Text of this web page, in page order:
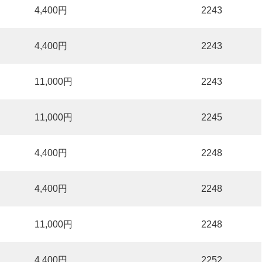
4,400円 2243
4,400円 2243
11,000円 2243
11,000円 2245
4,400円 2248
4,400円 2248
11,000円 2248
4,400円 2252